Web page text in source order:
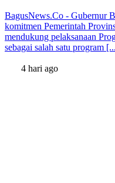
BagusNews.Co - Gubernur
komitmen Pemerintah
mendukung pelaksanaan
sebagai salah satu program
4 hari ago